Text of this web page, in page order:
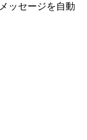
ッセージを自動